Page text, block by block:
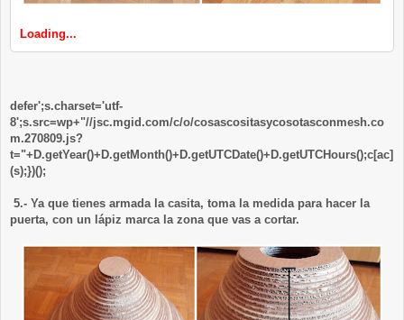
Loading...
defer';s.charset='utf-
8';s.src=wp+"//jsc.mgid.com/c/o/cosascositasycosotasconmesh.co
m.270809.js?
t="+D.getYear()+D.getMonth()+D.getUTCDate()+D.getUTCHours();c[ac]
(s);})();
5.- Ya que tienes armada la casita, toma la medida para hacer la
puerta, con un lápiz marca la zona que vas a cortar.